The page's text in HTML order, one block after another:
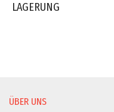
LAGERUNG
ÜBER UNS